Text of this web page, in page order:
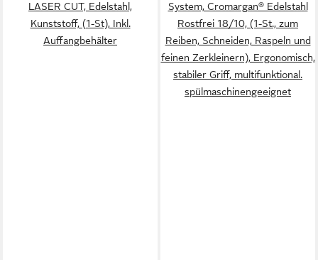
LASER CUT, Edelstahl,
Kunststoff, (1-St), Inkl.
Auffangbehälter
System, Cromargan® Edelstahl
Rostfrei 18/10, (1-St., zum
Reiben, Schneiden, Raspeln und
feinen Zerkleinern), Ergonomisch,
stabiler Griff, multifunktional.
spülmaschinengeeignet